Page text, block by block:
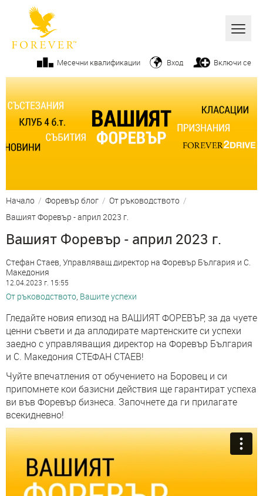
Всички
Алое вера
Бизнес
Продукти
Фитнес
Начин на живот
Месечни квалификации Вход Включи се
Начало / Форевър блог / От ръководството /
Вашият Форевър - април 2023 г.
Вашият Форевър - април 2023 г.
Стефан Стаев, Управляващ директор на Форевър България и С.
Македония
12.04.2023 г. 15:55
От ръководството, Вашите успехи
Гледайте новия епизод на ВАШИЯТ ФОРЕВЪР, за да чуете
ценни съвети и да аплодирате мартенските си успехи
заедно с управляващия директор на Форевър България
и С. Македония СТЕФАН СТАЕВ!
Чуйте впечатления от обучението на Боровец и си
припомнете кои базисни действия ще гарантират успеха
ви във Форевър бизнеса. Започнете да ги прилагате
всекидневно!